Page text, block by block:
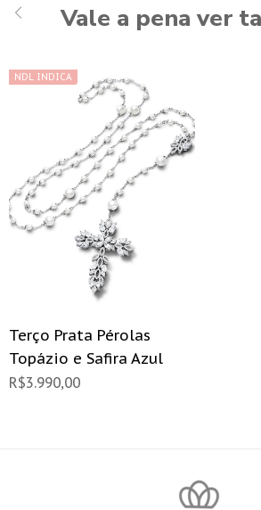
Vale a pena ver
NDL INDICA
Terço Prata Pérolas
Topázio e Safira Azul
R$3.990,00